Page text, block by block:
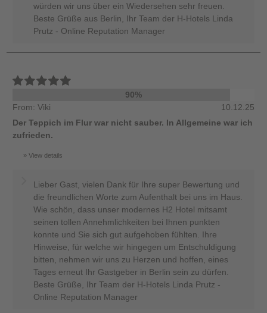
würden wir uns über ein Wiedersehen sehr freuen.
Beste Grüße aus Berlin, Ihr Team der H-Hotels Linda
Prutz - Online Reputation Manager
90%
From: Viki
10.12.25
Der Teppich im Flur war nicht sauber. In Allgemeine war ich
zufrieden.
View details
Lieber Gast, vielen Dank für Ihre super Bewertung und
die freundlichen Worte zum Aufenthalt bei uns im Haus.
Wie schön, dass unser modernes H2 Hotel mitsamt
seinen tollen Annehmlichkeiten bei Ihnen punkten
konnte und Sie sich gut aufgehoben fühlten. Ihre
Hinweise, für welche wir hingegen um Entschuldigung
bitten, nehmen wir uns zu Herzen und hoffen, eines
Tages erneut Ihr Gastgeber in Berlin sein zu dürfen.
Beste Grüße, Ihr Team der H-Hotels Linda Prutz -
Online Reputation Manager